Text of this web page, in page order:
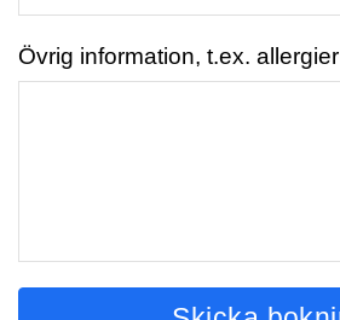
Övrig information, t.ex. allergier